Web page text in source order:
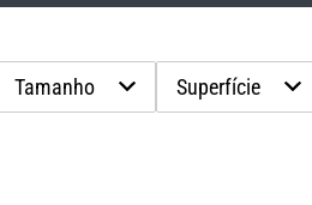
Tamanho Superfície